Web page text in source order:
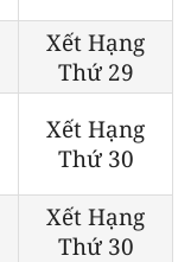
Xết Hạng
Thứ 29
Xết Hạng
Thứ 30
Xết Hạng
Thứ 30